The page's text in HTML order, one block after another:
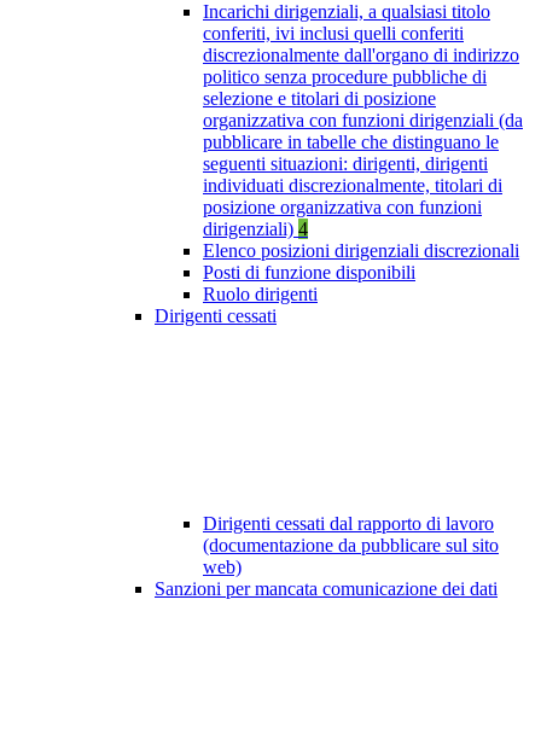
Incarichi dirigenziali, a qualsiasi titolo
conferiti, ivi inclusi quelli conferiti
discrezionalmente dall'organo di indirizzo
politico senza procedure pubbliche di
selezione e titolari di posizione
organizzativa con funzioni dirigenziali (da
pubblicare in tabelle che distinguano le
seguenti situazioni: dirigenti, dirigenti
individuati discrezionalmente, titolari di
posizione organizzativa con funzioni
dirigenziali) 4
Elenco posizioni dirigenziali discrezionali
Posti di funzione disponibili
Ruolo dirigenti
Dirigenti cessati
Dirigenti cessati dal rapporto di lavoro
(documentazione da pubblicare sul sito
web)
Sanzioni per mancata comunicazione dei dati